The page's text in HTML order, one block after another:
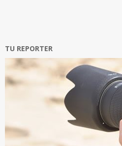
TU REPORTER